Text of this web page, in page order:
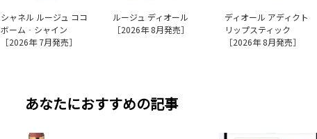
シャネル ルージュ ココ
ボーム‐シャイン
［2026年 7月発売］
ルージュ ディオール
［2026年 8月発売］
ディオール アディクト
リップスティック
［2026年 8月発売］
あなたにおすすめの記事